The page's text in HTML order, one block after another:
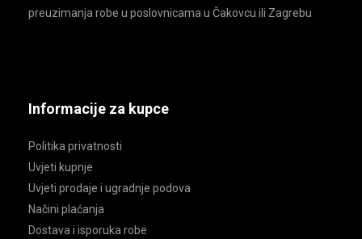
preuzimanja robe u poslovnicama u Čakovcu ili Zagrebu
Informacije za kupce
Politika privatnosti
Uvjeti kupnje
Uvjeti prodaje i ugradnje podova
Načini plaćanja
Dostava i isporuka robe